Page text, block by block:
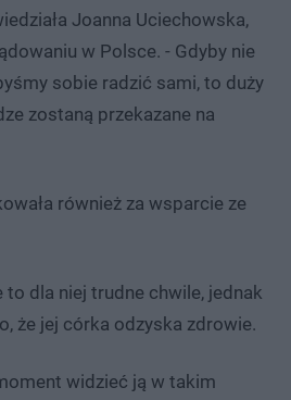
Joanna Uciechowska,
w Polsce. - Gdyby nie
sobie radzić sami, to duży
zostaną przekazane na
również za wsparcie ze
to dla niej trudne chwile, jednak
że jej córka odzyska zdrowie.
widzieć ją w takim